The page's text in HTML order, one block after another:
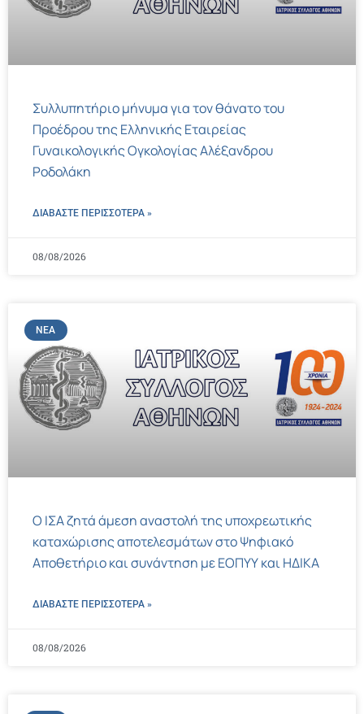
Συλλυπητήριο μήνυμα για τον θάνατο του
Προέδρου της Ελληνικής Εταιρείας
Γυναικολογικής Ογκολογίας Αλέξανδρου
Ροδολάκη
ΔΙΑΒΑΣΤΕ ΠΕΡΙΣΣΌΤΕΡΑ »
08/08/2026
ΝΈΑ
Ο ΙΣΑ ζητά άμεση αναστολή της υποχρεωτικής
καταχώρισης αποτελεσμάτων στο Ψηφιακό
Αποθετήριο και συνάντηση με ΕΟΠΥΥ και ΗΔΙΚΑ
ΔΙΑΒΑΣΤΕ ΠΕΡΙΣΣΌΤΕΡΑ »
08/08/2026